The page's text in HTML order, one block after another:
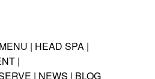
MENU
HEAD SPA
NEWS BLOG